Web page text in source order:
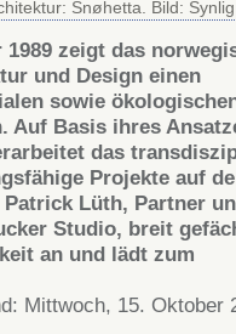
zeigt das
und Design einen
sowie
Auf Basis ihres
das
Projekte auf
Lüth, Partner
Studio, breit
an und lädt zum
Mittwoch, 15. Oktober